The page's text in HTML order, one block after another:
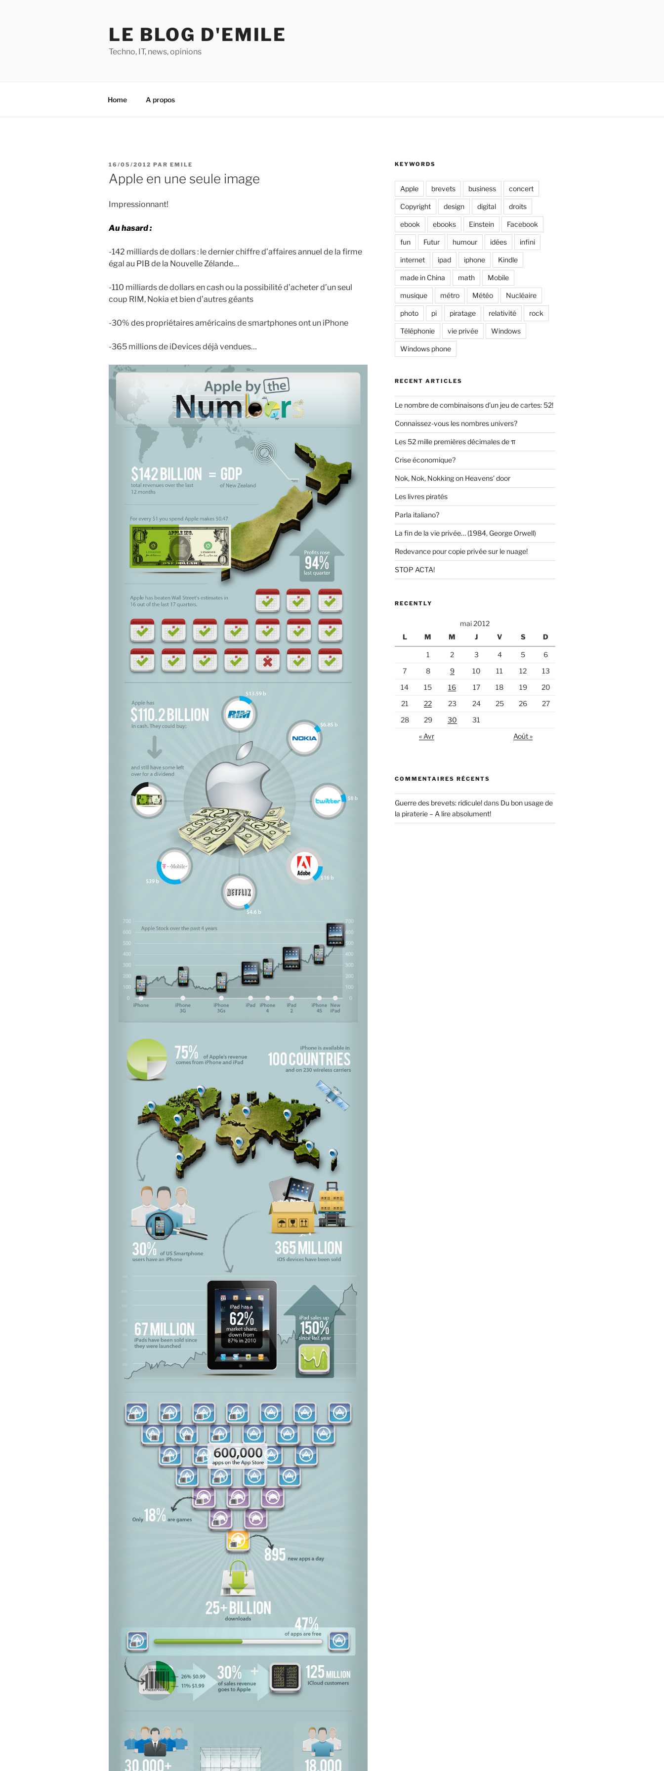
LE BLOG D'EMILE
Techno, IT, news, opinions
Home A propos
PUBLIÉ
LE
16/05/2012 PAR EMILE
Apple en une seule image
Impressionnant!
Au hasard :
-142 milliards de dollars : le dernier chiffre d’affaires annuel de la firme
égal au PIB de la Nouvelle Zélande…
-110 milliards de dollars en cash ou la possibilité d’acheter d’un seul
coup RIM, Nokia et bien d’autres géants
-30% des propriétaires américains de smartphones ont un iPhone
-365 millions de iDevices déjà vendues…
KEYWORDS
Apple brevets business concert
Copyright design digital droits
ebook ebooks Einstein Facebook
fun Futur humour idées infini
internet ipad iphone Kindle
made in China math Mobile
musique métro Météo Nucléaire
photo pi piratage relativité rock
Téléphonie vie privée Windows
Windows phone
RECENT ARTICLES
Le nombre de combinaisons d’un jeu de cartes: 52!
Connaissez-vous les nombres univers?
Les 52 mille premières décimales de π
Crise économique?
Nok, Nok, Nokking on Heavens’ door
Les livres piratés
Parla italiano?
La fin de la vie privée… (1984, George Orwell)
Redevance pour copie privée sur le nuage!
STOP ACTA!
RECENTLY
mai 2012
L
M M J V S D
1 2 3 4 5
6
7
8 9 10 11 12
13
14
15 16 17 18 19
20
21
22 23 24 25 26
27
28
29 30
31
« Avr
Août »
COMMENTAIRES RÉCENTS
Guerre des brevets: ridicule!dans Du bon usage de
la piraterie – A lire absolument!